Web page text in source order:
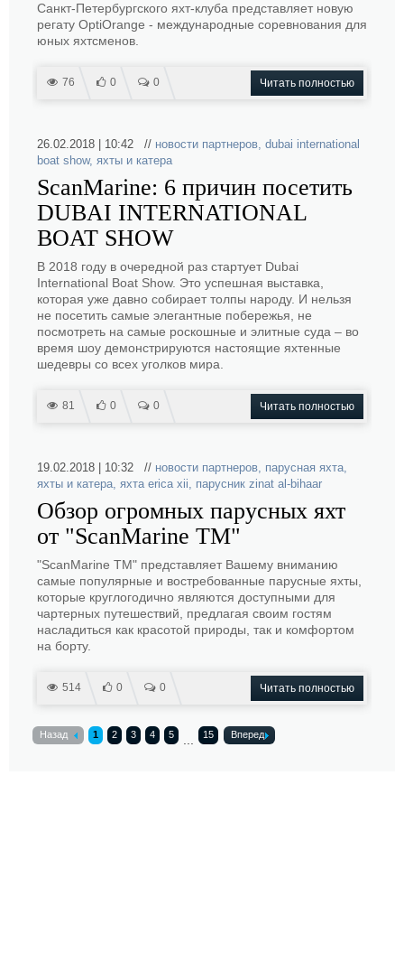
Санкт-Петербургского яхт-клуба представляет новую
регату OptiOrange - международные соревнования для
юных яхтсменов.
76 0 0 Читать полностью
26.02.2018 | 10:42 // новости партнеров, dubai international
boat show, яхты и катера
ScanMarine: 6 причин посетить
DUBAI INTERNATIONAL
BOAT SHOW
В 2018 году в очередной раз стартует Dubai
International Boat Show. Это успешная выставка,
которая уже давно собирает толпы народу. И нельзя
не посетить самые элегантные побережья, не
посмотреть на самые роскошные и элитные суда – во
время шоу демонстрируются настоящие яхтенные
шедевры со всех уголков мира.
81 0 0 Читать полностью
19.02.2018 | 10:32 // новости партнеров, парусная яхта,
яхты и катера, яхта erica xii, парусник zinat al-bihaar
Обзор огромных парусных яхт
от "ScanMarine TM"
"ScanMarine TM" представляет Вашему вниманию
самые популярные и востребованные парусные яхты,
которые круглогодично являются доступными для
чартерных путешествий, предлагая своим гостям
насладиться как красотой природы, так и комфортом
на борту.
514 0 0 Читать полностью
Назад 1 2 3 4 5 15 Вперед